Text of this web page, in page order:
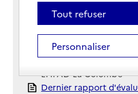
03 20 94 45 73
Contact
Contact
Site Internet
Site internet non renseigné
Gestionnaire :
EHPAD La Colombe
Rapport HAS
Dernier rapport
Tout refuser
Personnaliser